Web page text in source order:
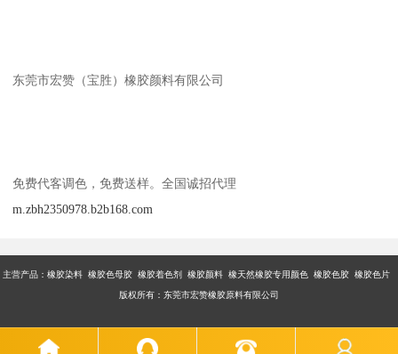
东莞市宏赞（宝胜）橡胶颜料有限公司
免费代客调色，免费送样。全国诚招代理
m.zbh2350978.b2b168.com
主营产品：橡胶染料 橡胶色母胶 橡胶着色剂 橡胶颜料 橡天然橡胶专用颜色 橡胶色胶 橡胶色片
版权所有：东莞市宏赞橡胶原料有限公司